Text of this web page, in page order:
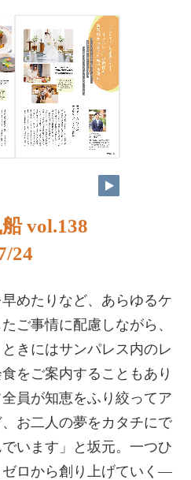
vol.138
24
めたりなど、あらゆるケ
ご事情に配慮しながら、
きにはサンパレス内のレ
をご案内することもあり
員が知恵をふり絞ってア
お二人の夢をカタチにで
います」と坂元。一つひ
ゼロから創り上げていく―